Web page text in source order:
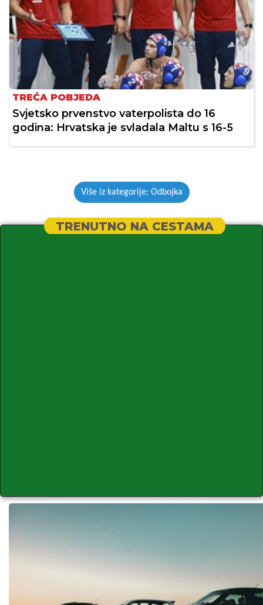
TREĆA POBJEDA
Svjetsko prvenstvo vaterpolista do 16
godina: Hrvatska je svladala Maltu s 16-5
Više iz kategorije: Odbojka
TRENUTNO NA CESTAMA